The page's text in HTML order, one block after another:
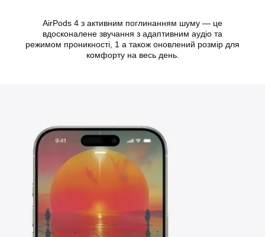
AirPods 4 з активним поглинанням шуму — це
вдосконалене звучання з адаптивним аудіо та
режимом проникності, 1 а також оновлений розмір для
комфорту на весь день.